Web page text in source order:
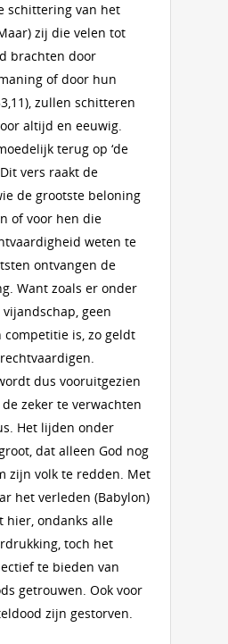
schittering van het
zij die velen tot
brachten door
of door hun
zullen schitteren
altijd en eeuwig.
terug op ‘de
vers raakt de
de grootste beloning
of voor hen die
weten te
ontvangen de
Want zoals er onder
geen
competitie is, zo geldt
dus vooruitgezien
zeker te verwachten
Het lijden onder
dat alleen God nog
zijn volk te redden. Met
het verleden (Babylon)
hier, ondanks alle
toch het
te bieden van
getrouwen. Ook voor
zijn gestorven.